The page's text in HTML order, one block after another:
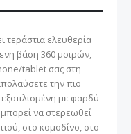
τεράστια ελευθερία
βάση 360 μοιρών,
tablet σας στη
την πιο
εξοπλισμένη με φαρδύ
να στερεωθεί
στο κομοδίνο, στο